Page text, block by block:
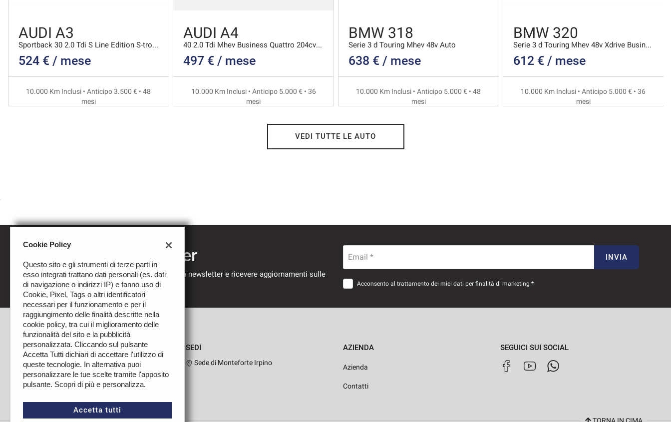
AUDI A3
Sportback 30 2.0 Tdi S Line Edition S-tronic
524 € / mese
10.000 Km Inclusi • Anticipo 3.500 € • 48
mesi
AUDI A4
40 2.0 Tdi Mhev Business Quattro 204cv S-tronic
497 € / mese
10.000 Km Inclusi • Anticipo 5.000 € • 36
mesi
BMW 318
Serie 3 d Touring Mhev 48v Auto
638 € / mese
10.000 Km Inclusi • Anticipo 5.000 € • 48
mesi
BMW 320
Serie 3 d Touring Mhev 48v Xdrive Business Advanta
612 € / mese
10.000 Km Inclusi • Anticipo 5.000 € • 36
mesi
VEDI TUTTE LE AUTO
Iscriviti alla newsletter
Compila il modulo sottostante per iscriverti alla newsletter e ricevere aggiornamenti sulle
nostre novità.
Email * INVIA
Acconsento al trattamento dei miei dati per finalità di marketing *
SEDI
Sede di Monteforte Irpino
AZIENDA
Azienda
Contatti
SEGUICI SUI SOCIAL
Cookie Policy
Questo sito e gli strumenti di terze parti in
esso integrati trattano dati personali (es. dati
di navigazione o indirizzi IP) e fanno uso di
Cookie, Pixel, Tags o altri identificatori
necessari per il funzionamento e per il
raggiungimento delle finalità descritte nella
cookie policy, tra cui il miglioramento delle
funzionalità del sito e la pubblicità
personalizzata. Cliccando sul pulsante
Accetta Tutti dichiari di accettare l'utilizzo di
queste tecnologie. In alternativa puoi
personalizzare le tue scelte tramite l'apposito
pulsante. Scopri di più e personalizza.
Accetta tutti
Leggi
cookie